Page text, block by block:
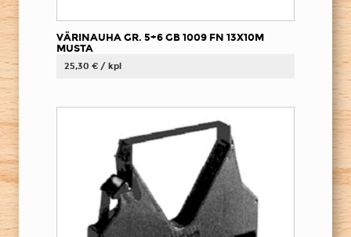
VÄRINAUHA GR. 5+6 GB 1009 FN 13X10M
MUSTA
25,30 € / kpl